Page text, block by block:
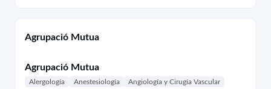
Agrupació Mutua
Agrupació Mutua
Alergología Anestesiología Angiología y Cirugía Vascular